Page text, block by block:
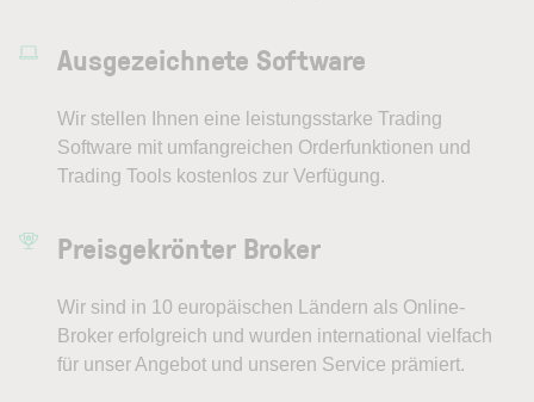
Ausgezeichnete Software
Wir stellen Ihnen eine leistungsstarke Trading
Software mit umfangreichen Orderfunktionen und
Trading Tools kostenlos zur Verfügung.
Preisgekrönter Broker
Wir sind in 10 europäischen Ländern als Online-
Broker erfolgreich und wurden international vielfach
für unser Angebot und unseren Service prämiert.